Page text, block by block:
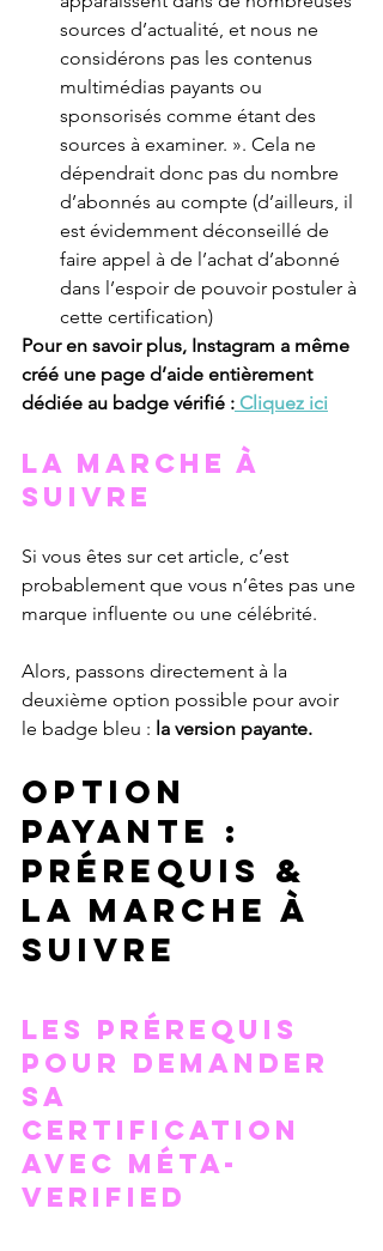
sources d’actualité, et nous ne
considérons pas les contenus
multimédias payants ou
sponsorisés comme étant des
sources à examiner. ». Cela ne
dépendrait donc pas du nombre
d’abonnés au compte (d’ailleurs, il
est évidemment déconseillé de
faire appel à de l’achat d’abonné
dans l’espoir de pouvoir postuler à
cette certification)
Pour en savoir plus, Instagram a même
créé une page d’aide entièrement
dédiée au badge vérifié : Cliquez ici
la marche à
suivre
Si vous êtes sur cet article, c’est
probablement que vous n’êtes pas une
marque influente ou une célébrité.
Alors, passons directement à la
deuxième option possible pour avoir
le badge bleu : la version payante.
Option
payante :
Prérequis &
la marche à
suivre
Les prérequis
pour demander
sa
certification
avec méta-
Verified